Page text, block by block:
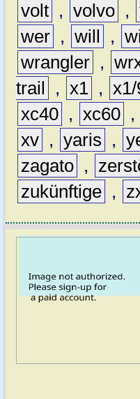
volt , volvo ,
wer , will ,
wrangler ,
trail
, x1 , x1/
xc40 , xc60 ,
xv , yaris ,
zagato ,
zukünftige ,